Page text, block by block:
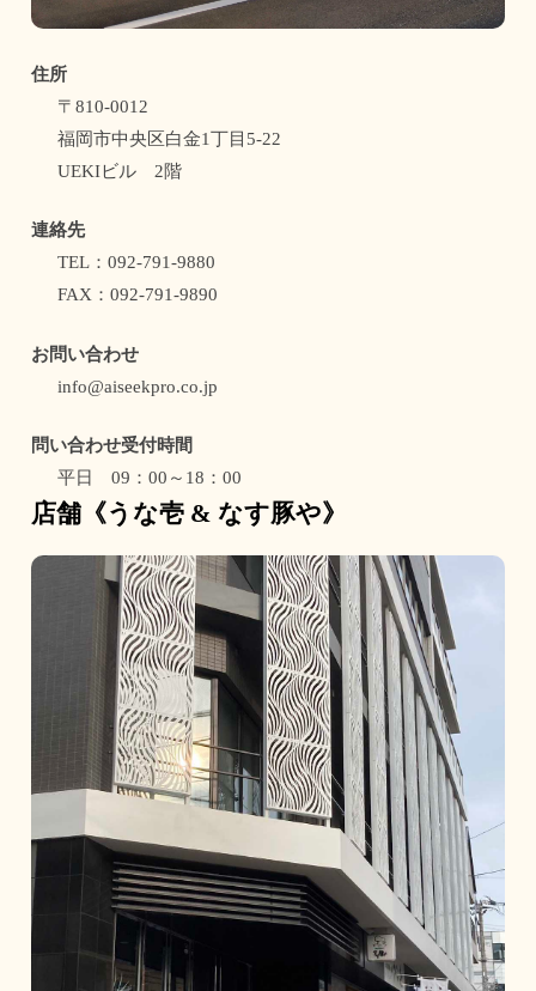
住所
〒810-0012
福岡市中央区白金1丁目5-22
UEKIビル 2階
連絡先
TEL：092-791-9880
FAX：092-791-9890
お問い合わせ
info@aiseekpro.co.jp
問い合わせ受付時間
平日 09：00～18：00
店舗《うな壱 & なす豚や》